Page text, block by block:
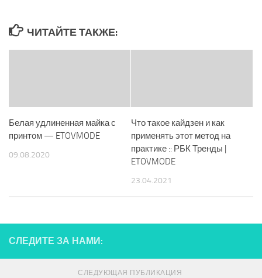
ЧИТАЙТЕ ТАКЖЕ:
Белая удлиненная майка с
принтом — ETOVMODE
09.08.2020
Что такое кайдзен и как
применять этот метод на
практике :: РБК Тренды |
ETOVMODE
23.04.2021
СЛЕДИТЕ ЗА НАМИ:
СЛЕДУЮЩАЯ ПУБЛИКАЦИЯ